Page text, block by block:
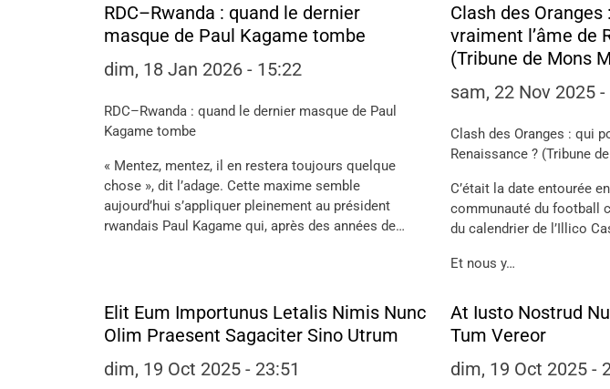
RDC–Rwanda : quand le dernier
masque de Paul Kagame tombe
dim, 18 Jan 2026 - 15:22
RDC–Rwanda : quand le dernier masque de Paul
Kagame tombe
« Mentez, mentez, il en restera toujours quelque
chose », dit l’adage. Cette maxime semble
aujourd’hui s’appliquer pleinement au président
rwandais Paul Kagame qui, après des années de…
Clash des Oranges
vraiment l’âme de
(Tribune de Mons
sam, 22 Nov 2025 -
Clash des Oranges : qui
Renaissance ? (Tribune
C’était la date entourée
communauté du football
du calendrier de l’Illico
‎Et nous y…
Elit Eum Importunus Letalis Nimis Nunc
Olim Praesent Sagaciter Sino Utrum
dim, 19 Oct 2025 - 23:51
At Iusto Nostrud
Tum Vereor
dim, 19 Oct 2025 -